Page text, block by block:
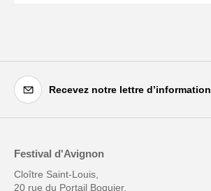
Recevez notre lettre d’information
Festival d'Avignon
Cloître Saint-Louis,
20 rue du Portail Boquier,